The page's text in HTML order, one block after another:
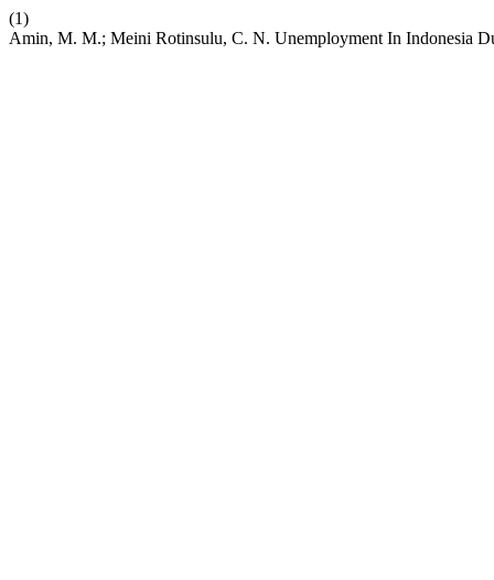
(1)
Amin, M. M.; Meini Rotinsulu, C. N. Unemployment In Indonesia